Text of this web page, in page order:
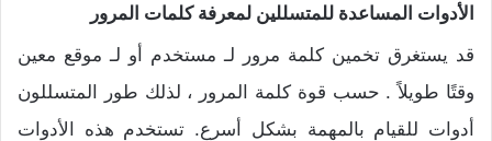
الأدوات المساعدة للمتسللين لمعرفة كلمات المرور
قد يستغرق تخمين كلمة مرور لـ مستخدم أو لـ موقع معين
وقتًا طويلاً . حسب قوة كلمة المرور ، لذلك طور المتسللون
أدوات للقيام بالمهمة بشكل أسرع. تستخدم هذه الأدوات